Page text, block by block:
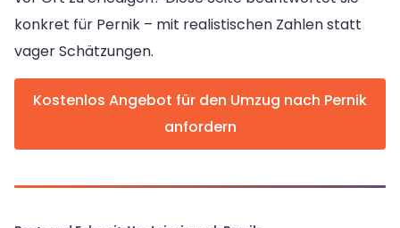
konkret für Pernik – mit realistischen Zahlen statt
vager Schätzungen.
Kostenlos Angebot für den Umzug nach Pernik
anfordern